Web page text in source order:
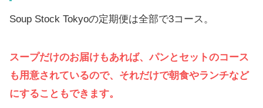
Soup Stock Tokyoの定期便は全部で3コース。
スープだけのお届けもあれば、パンとセットのコース
も用意されているので、それだけで朝食やランチなど
にすることもできます。